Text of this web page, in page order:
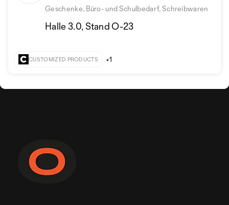
Geschenke, Büro- und Schulbedarf, Schreibwaren
Halle 3.0, Stand O-23
CUSTOMIZED PRODUCTS +1